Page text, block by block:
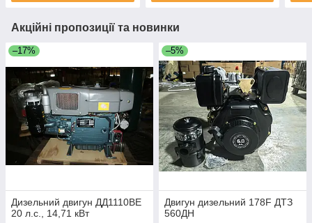
Акційні пропозиції та новинки
–17%
Дизельний двигун ДД1110ВЕ
20 л.с., 14,71 кВт
–5%
Двигун дизельний 178F ДТЗ
560ДН